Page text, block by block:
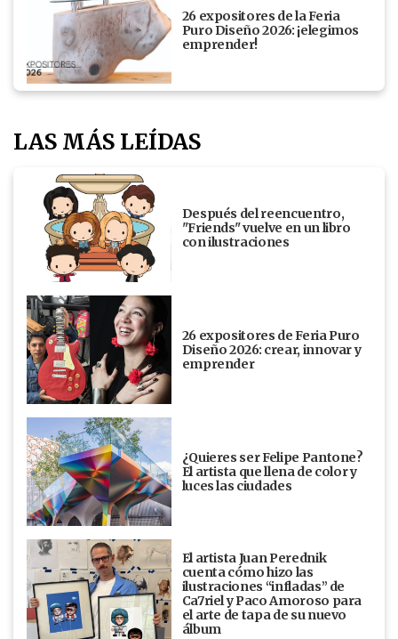
26 expositores de la Feria
Puro Diseño 2026: ¡elegimos
emprender!
LAS MÁS LEÍDAS
Después del reencuentro,
"Friends" vuelve en un libro
con ilustraciones
26 expositores de Feria Puro
Diseño 2026: crear, innovar y
emprender
¿Quieres ser Felipe Pantone?
El artista que llena de color y
luces las ciudades
El artista Juan Perednik
cuenta cómo hizo las
ilustraciones “infladas” de
Ca7riel y Paco Amoroso para
el arte de tapa de su nuevo
álbum